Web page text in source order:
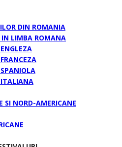
DIN ROMANIA
IN LIMBA ROMANA
SI NORD-AMERICANE